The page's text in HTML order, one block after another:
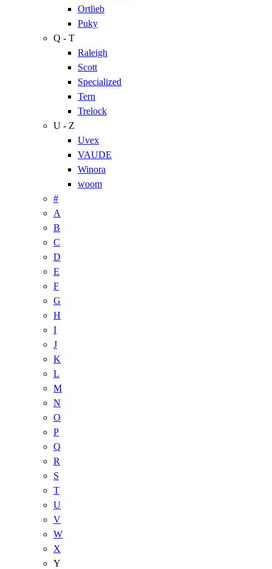
Ortlieb
Puky
Q - T
Raleigh
Scott
Specialized
Tern
Trelock
U - Z
Uvex
VAUDE
Winora
woom
#
A
B
C
D
E
F
G
H
I
J
K
L
M
N
O
P
Q
R
S
T
U
V
W
X
Y